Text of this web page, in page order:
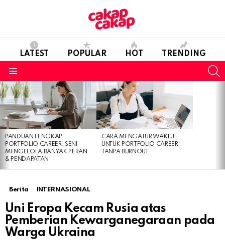
LATEST POPULAR HOT TRENDING
LATEST
STORIES
PANDUAN LENGKAP
PORTFOLIO CAREER: SENI
MENGELOLA BANYAK PERAN
& PENDAPATAN
CARA MENGATUR WAKTU
UNTUK PORTFOLIO CAREER
TANPA BURNOUT
Berita INTERNASIONAL
Uni Eropa Kecam Rusia atas
Pemberian Kewarganegaraan pada
Warga Ukraina